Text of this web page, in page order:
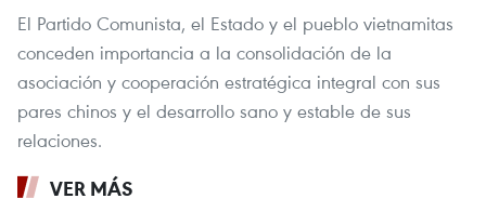
El Partido Comunista, el Estado y el pueblo vietnamitas
conceden importancia a la consolidación de la
asociación y cooperación estratégica integral con sus
pares chinos y el desarrollo sano y estable de sus
relaciones.
VER MÁS